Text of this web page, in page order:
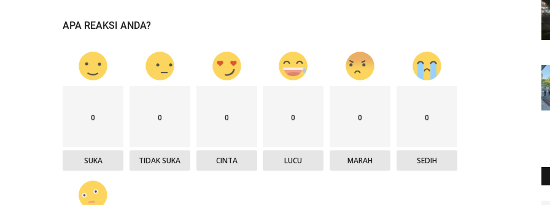
APA REAKSI ANDA?
0
SUKA
0
TIDAK SUKA
0
CINTA
0
LUCU
0
MARAH
0
SEDIH